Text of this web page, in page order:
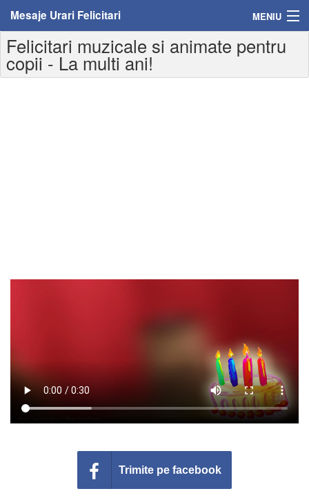
Mesaje Urari Felicitari MENIU
Home
Mesaje
Felicitari zilele anului
Felicitari muzicale personalizate
Felicitari animate
Felicitari muzicale si animate pentru
copii - La multi ani!
Trimite pe facebook